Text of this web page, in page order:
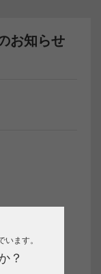
お知らせ
ます。
？